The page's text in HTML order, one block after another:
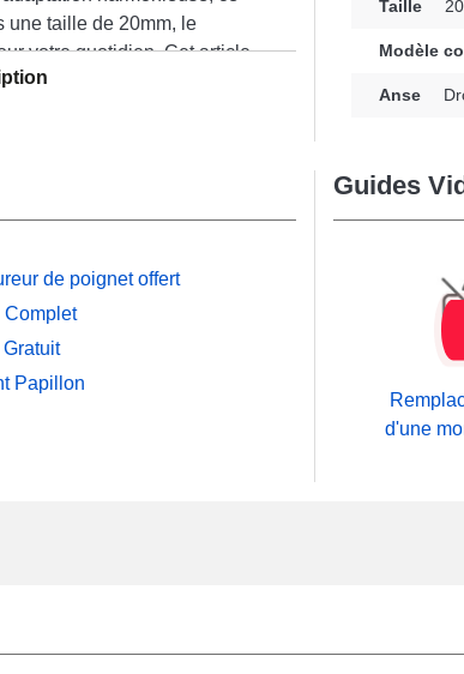
une taille de 20mm, le
votre quotidien. Cet article
une solution
à vos besoins, tout en offrant
fermoir ardillon haut de
comme : Watch S2 (42
et confort, cet accessoire
avec le modèle Watch S2
style unique.
Taille
Modèle
Anse
de poignet offert
Complet
Papillon
Guides
d'une